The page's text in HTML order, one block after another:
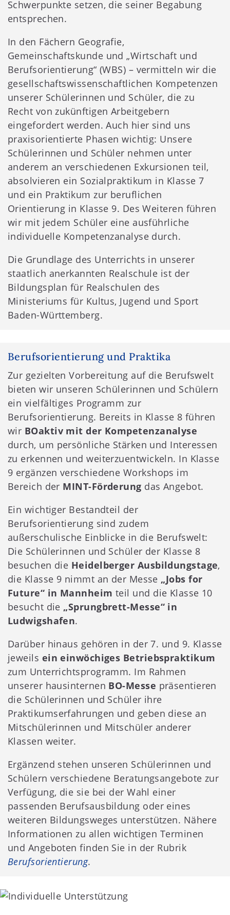
Schwerpunkte setzen, die seiner Begabung
entsprechen.
In den Fächern Geografie,
Gemeinschaftskunde und „Wirtschaft und
Berufsorientierung“ (WBS) – vermitteln wir die
gesellschaftswissenschaftlichen Kompetenzen
unserer Schülerinnen und Schüler, die zu
Recht von zukünftigen Arbeitgebern
eingefordert werden. Auch hier sind uns
praxisorientierte Phasen wichtig: Unsere
Schülerinnen und Schüler nehmen unter
anderem an verschiedenen Exkursionen teil,
absolvieren ein Sozialpraktikum in Klasse 7
und ein Praktikum zur beruflichen
Orientierung in Klasse 9. Des Weiteren führen
wir mit jedem Schüler eine ausführliche
individuelle Kompetenzanalyse durch.
Die Grundlage des Unterrichts in unserer
staatlich anerkannten Realschule ist der
Bildungsplan für Realschulen des
Ministeriums für Kultus, Jugend und Sport
Baden-Württemberg.
Berufsorientierung und Praktika
Zur gezielten Vorbereitung auf die Berufswelt
bieten wir unseren Schülerinnen und Schülern
ein vielfältiges Programm zur
Berufsorientierung. Bereits in Klasse 8 führen
wir BOaktiv mit der Kompetenzanalyse
durch, um persönliche Stärken und Interessen
zu erkennen und weiterzuentwickeln. In Klasse
9 ergänzen verschiedene Workshops im
Bereich der MINT-Förderung das Angebot.
Ein wichtiger Bestandteil der
Berufsorientierung sind zudem
außerschulische Einblicke in die Berufswelt:
Die Schülerinnen und Schüler der Klasse 8
besuchen die Heidelberger Ausbildungstage,
die Klasse 9 nimmt an der Messe „Jobs for
Future“ in Mannheim teil und die Klasse 10
besucht die „Sprungbrett-Messe“ in
Ludwigshafen.
Darüber hinaus gehören in der 7. und 9. Klasse
jeweils ein einwöchiges Betriebspraktikum
zum Unterrichtsprogramm. Im Rahmen
unserer hausinternen BO-Messe präsentieren
die Schülerinnen und Schüler ihre
Praktikumserfahrungen und geben diese an
Mitschülerinnen und Mitschüler anderer
Klassen weiter.
Ergänzend stehen unseren Schülerinnen und
Schülern verschiedene Beratungsangebote zur
Verfügung, die sie bei der Wahl einer
passenden Berufsausbildung oder eines
weiteren Bildungsweges unterstützen. Nähere
Informationen zu allen wichtigen Terminen
und Angeboten finden Sie in der Rubrik
Berufsorientierung.